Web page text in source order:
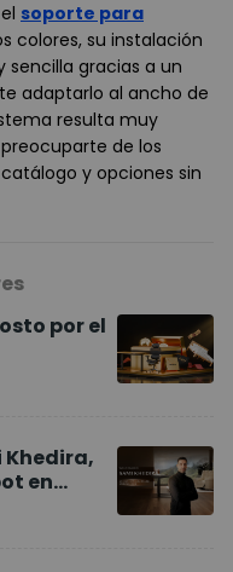
soporte para
colores, su instalación
gracias a un
adaptarlo al ancho de
resulta muy
de los
y opciones sin
por el
Khedira,
en